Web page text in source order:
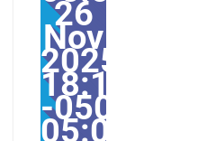
26
Nov
2025
18:13:55
-0500-